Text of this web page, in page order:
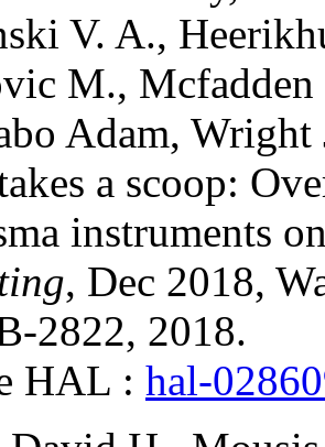
V. A.,
M., Mcfadden
Adam, Wright
a scoop:
instruments
, Dec 2018,
2822, 2018.
HAL : hal-